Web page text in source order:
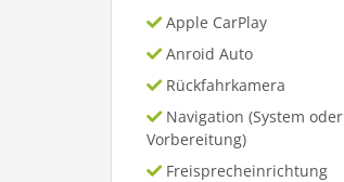
Apple CarPlay
Anroid Auto
Rückfahrkamera
Navigation (System oder
Vorbereitung)
Freisprecheinrichtung